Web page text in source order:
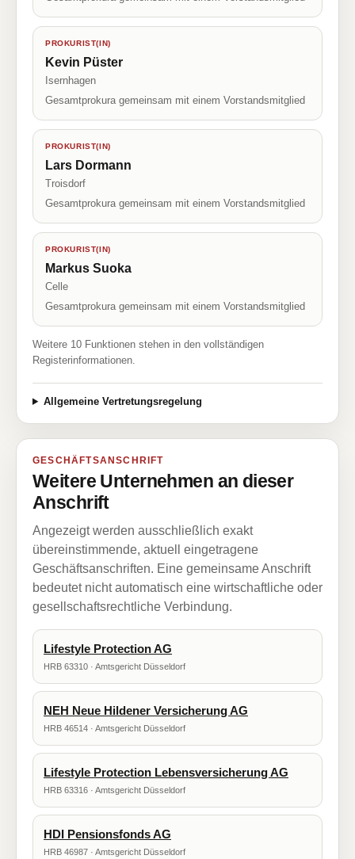
PROKURIST(IN)
Kevin Püster
Isernhagen
Gesamtprokura gemeinsam mit einem Vorstandsmitglied
PROKURIST(IN)
Lars Dormann
Troisdorf
Gesamtprokura gemeinsam mit einem Vorstandsmitglied
PROKURIST(IN)
Markus Suoka
Celle
Gesamtprokura gemeinsam mit einem Vorstandsmitglied
Weitere 10 Funktionen stehen in den vollständigen
Registerinformationen.
Allgemeine Vertretungsregelung
GESCHÄFTSANSCHRIFT
Weitere Unternehmen an dieser
Anschrift
Angezeigt werden ausschließlich exakt
übereinstimmende, aktuell eingetragene
Geschäftsanschriften. Eine gemeinsame Anschrift
bedeutet nicht automatisch eine wirtschaftliche oder
gesellschaftsrechtliche Verbindung.
Lifestyle Protection AG
HRB 63310 · Amtsgericht Düsseldorf
NEH Neue Hildener Versicherung AG
HRB 46514 · Amtsgericht Düsseldorf
Lifestyle Protection Lebensversicherung AG
HRB 63316 · Amtsgericht Düsseldorf
HDI Pensionsfonds AG
HRB 46987 · Amtsgericht Düsseldorf